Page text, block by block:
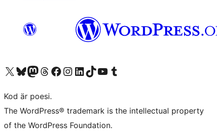
Besök vår X-konto (f.d. Twitter)
Besök vårt Bluesky-konto
Besök vårt Mastodon-konto
Besök vårt Thread-konto
Besök vår Facebook-sidaBesök vårt Instagram-konto
Besök vårt LinkedIn-konto
Besök vårt TikTok-konto
Besök vår YouTube-kanalBesök vårt Tumblr-konto
Kod är poesi.
The WordPress® trademark is the intellectual property
of the WordPress Foundation.